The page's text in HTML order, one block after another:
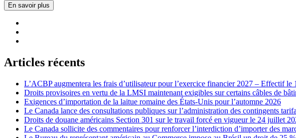
En savoir plus
Articles récents
L’ACBP augmentera les frais d’utilisateur pour l’exercice financier 2027 – Effectif le
Droits provisoires en vertu de la LMSI maintenant exigibles sur certains câbles de
Exigences d’importation de la laitue romaine des États-Unis pour l’automne 2026
Le Canada lance des consultations publiques sur l’administration des contingents
Droits de douane américains Section 301 sur le travail forcé en vigueur le 24 juillet
Le Canada sollicite des commentaires pour renforcer l’interdiction d’importer des